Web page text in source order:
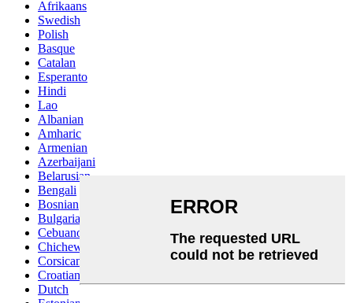
Afrikaans
Swedish
Polish
Basque
Catalan
Esperanto
Hindi
Lao
Albanian
Amharic
Armenian
Azerbaijani
Belarusian
Bengali
Bosnian
Bulgarian
Cebuano
Chichewa
Corsican
Croatian
Dutch